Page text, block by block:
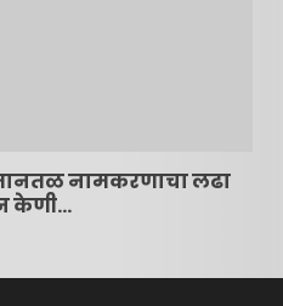
नामकरणाचा लढा
केणी…